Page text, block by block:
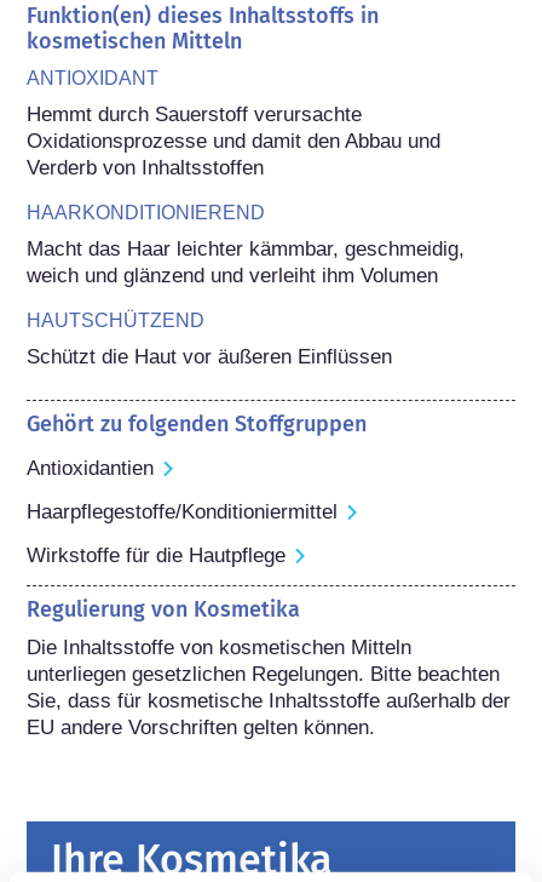
Funktion(en) dieses Inhaltsstoffs in
kosmetischen Mitteln
ANTIOXIDANT
Hemmt durch Sauerstoff verursachte
Oxidationsprozesse und damit den Abbau und
Verderb von Inhaltsstoffen
HAARKONDITIONIEREND
Macht das Haar leichter kämmbar, geschmeidig,
weich und glänzend und verleiht ihm Volumen
HAUTSCHÜTZEND
Schützt die Haut vor äußeren Einflüssen
Gehört zu folgenden Stoffgruppen
Antioxidantien
Haarpflegestoffe/Konditioniermittel
Wirkstoffe für die Hautpflege
Regulierung von Kosmetika
Die Inhaltsstoffe von kosmetischen Mitteln
unterliegen gesetzlichen Regelungen. Bitte beachten
Sie, dass für kosmetische Inhaltsstoffe außerhalb der
EU andere Vorschriften gelten können.
Ihre Kosmetika